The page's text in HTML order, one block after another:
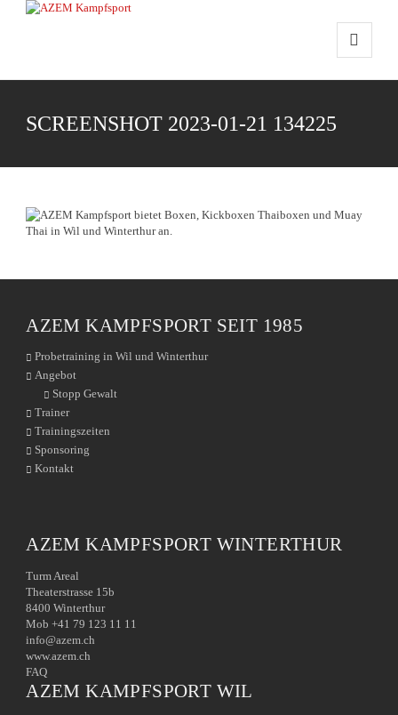
SCREENSHOT 2023-01-21 134225
AZEM KAMPFSPORT SEIT 1985
Probetraining in Wil und Winterthur
Angebot
Stopp Gewalt
Trainer
Trainingszeiten
Sponsoring
Kontakt
AZEM KAMPFSPORT WINTERTHUR
Turm Areal
Theaterstrasse 15b
8400 Winterthur
Mob +41 79 123 11 11
info@azem.ch
www.azem.ch
FAQ
AZEM KAMPFSPORT WIL